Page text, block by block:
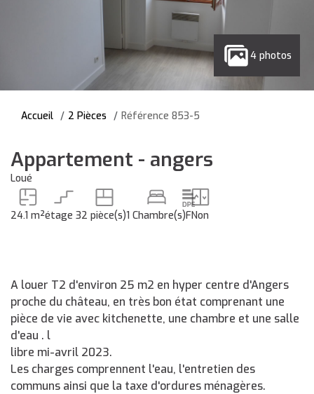
4 photos
Accueil 2 Pièces Référence 853-5
Appartement - angers
Loué
24.1 m²étage 32 pièce(s)1 Chambre(s)FNon
A louer T2 d'environ 25 m2 en hyper centre d'Angers
proche du château, en très bon état comprenant une
pièce de vie avec kitchenette, une chambre et une salle
d'eau . l
libre mi-avril 2023.
Les charges comprennent l'eau, l'entretien des
communs ainsi que la taxe d'ordures ménagères.